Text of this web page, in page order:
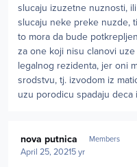
slucaju izuzetne nuznosti,
slucaju neke preke nuzde,
to mora da bude
za one koji nisu clanovi
legalnog rezidenta, jer oni
srodstvu, tj. izvodom iz
uzu porodicu spadaju deca
nova putnica Members
April 25, 20215 yr